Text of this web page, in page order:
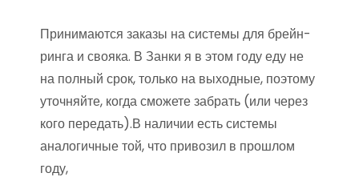
Принимаются заказы на системы для брейн-
ринга и свояка. В Занки я в этом году еду не
на полный срок, только на выходные, поэтому
уточняйте, когда сможете забрать (или через
кого передать).В наличии есть системы
аналогичные той, что привозил в прошлом
году,